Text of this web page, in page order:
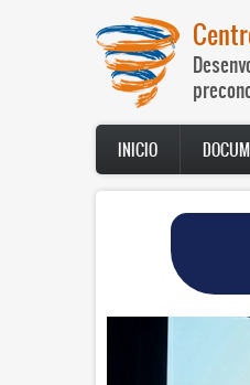
Navegación
principal
INICIO